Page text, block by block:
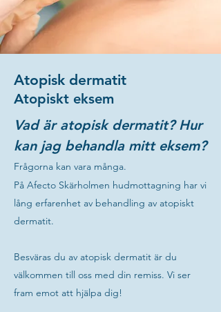
Atopisk dermatit
Atopiskt eksem
Vad är atopisk dermatit? Hur
kan jag behandla mitt eksem?
Frågorna kan vara många.
På Afecto Skärholmen hudmottagning har vi
lång erfarenhet av behandling av atopiskt
dermatit.
Besväras du av atopisk dermatit är du
välkommen till oss med din remiss. Vi ser
fram emot att hjälpa dig!